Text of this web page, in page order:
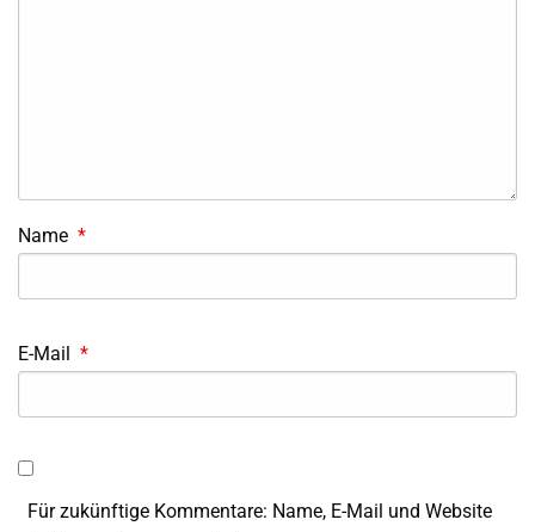
Name *
E-Mail *
Für zukünftige Kommentare: Name, E-Mail und Website